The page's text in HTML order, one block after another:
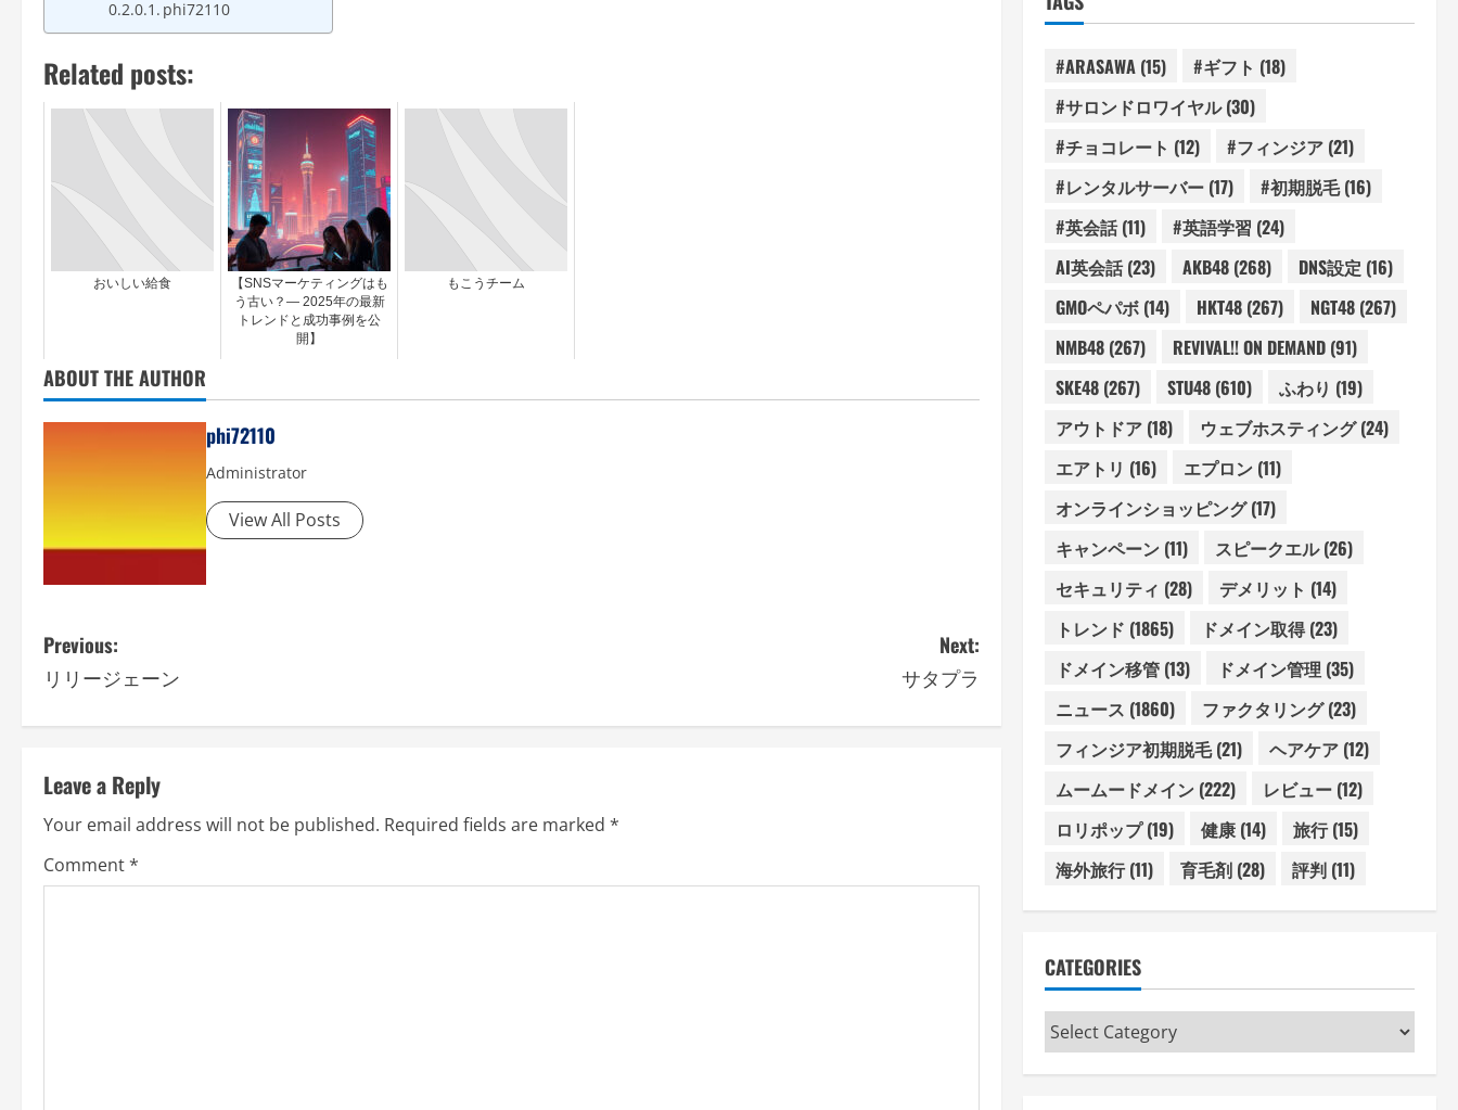
phi72110
Related posts:
おいしい給食
【SNSマーケティングはも
う古い？— 2025年の最新
トレンドと成功事例を公
開】
もこうチーム
ABOUT THE AUTHOR
phi72110
Administrator
View All Posts
P
o
s
t
n
a
Previous:
リリージェーン
Next:
サタプラ
Leave a Reply
Your email address will not be published. Required fields are marked *
Comment*
#ARASAWA(15) #ギフト (18)
#サロンドロワイヤル(30)
#チョコレート (12) #フィンジア(21)
#レンタルサーバー(17) #初期脱毛(16)
#英会話(11) #英語学習 (24)
AI英会話(23) AKB48(268) DNS設定 (16)
GMOペパボ(14) HKT48(267) NGT48(267)
NMB48(267) REVIVAL!! ON DEMAND(91)
SKE48(267) STU48(610) ふわり (19)
アウトドア(18) ウェブホスティング(24)
エアトリ (16) エプロン(11)
オンラインショッピング(17)
キャンペーン(11) スピークエル(26)
セキュリティ (28) デメリット (14)
トレンド (1865) ドメイン取得(23)
ドメイン移管(13) ドメイン管理 (35)
ニュース (1860) ファクタリング(23)
フィンジア初期脱毛(21) ヘアケア(12)
ムームードメイン(222) レビュー(12)
ロリポップ(19) 健康(14) 旅行(15)
海外旅行(11) 育毛剤(28) 評判(11)
CATEGORIES
Categories